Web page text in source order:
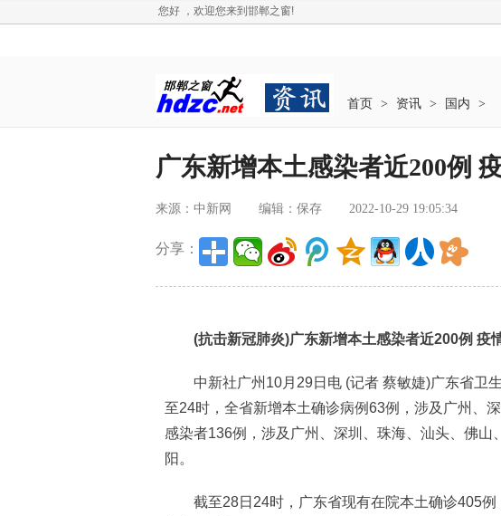
您好 ，欢迎您来到邯郸之窗!
首页 > 资讯 > 国内 >
广东新增本土感染者近200例
来源：中新网 编辑：保存 2022-10-29 19:05:34
分享：
(抗击新冠肺炎)广东新增本土感染者近200例 疫
中新社广州10月29日电 (记者 蔡敏婕)广东省卫
至24时，全省新增本土确诊病例63例，涉及广州、
感染者136例，涉及广州、深圳、珠海、汕头、佛山
阳。
截至28日24时，广东省现有在院本土确诊405例